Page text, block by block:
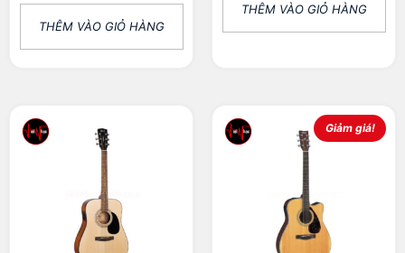
THÊM VÀO GIỎ HÀNG
THÊM VÀO GIỎ HÀNG
Giảm giá!